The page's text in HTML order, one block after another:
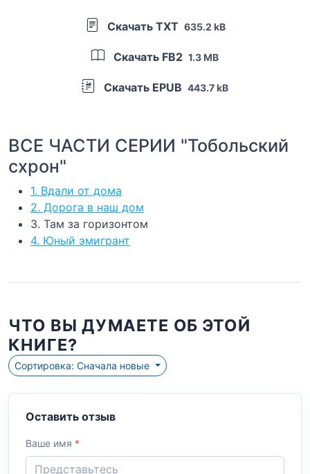
Скачать TXT 635.2 kB
Скачать FB2 1.3 MB
Скачать EPUB 443.7 kB
ВСЕ ЧАСТИ СЕРИИ "Тобольский
схрон"
1. Вдали от дома
2. Дорога в наш дом
3. Там за горизонтом
4. Юный эмигрант
ЧТО ВЫ ДУМАЕТЕ ОБ ЭТОЙ
КНИГЕ?
Сортировка: Сначала новые
Оставить отзыв
Ваше имя *